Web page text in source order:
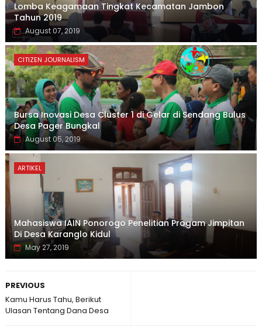
Lomba Keagamaan Tingkat Kecamatan Jambon
Tahun 2019
August 07, 2019
CITIZEN JOURNALISM
Bursa Inovasi Desa Cluster 1 di Gelar di Sendang Bulus
Desa Pager Bungkal
August 05, 2019
ARTIKEL
Mahasiswa IAIN Ponorogo Penelitian Progam Jimpitan
Di Desa Karanglo Kidul
May 27, 2019
PREVIOUS
Kamu Harus Tahu, Berikut
Ulasan Tentang Dana Desa